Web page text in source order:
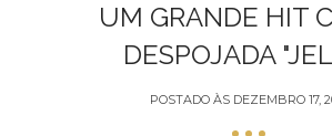
UM GRANDE HIT
DESPOJADA
POSTADO ÀS DEZEMBRO 17,